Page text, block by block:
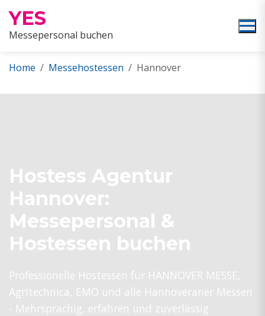
YES
Messepersonal buchen
Home Messehostessen Hannover
Hostess Agentur
Hannover:
Messepersonal &
Hostessen buchen
Professionelle Hostessen für HANNOVER MESSE,
Agritechnica, EMO und alle Hannoveraner Messen
- Mehrsprachig, erfahren und zuverlässig